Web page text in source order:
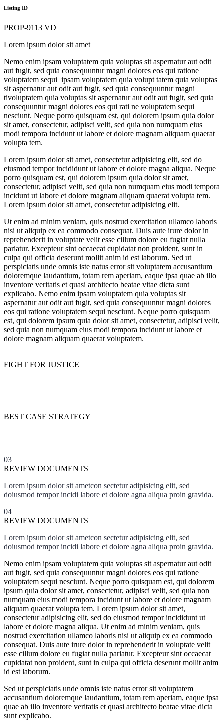
Listing ID
PROP-9113 VD
Lorem ipsum dolor sit amet
Nemo enim ipsam voluptatem quia voluptas sit aspernatur aut odit
aut fugit, sed quia consequuntur magni dolores eos qui ratione
voluptatem sequi ipsam voluptatem quia volupt tatem quia voluptas
sit aspernatur aut odit aut fugit, sed quia consequuntur magni
tivoluptatem quia voluptas sit aspernatur aut odit aut fugit, sed quia
consequuntur magni dolores eos qui rati ne voluptatem sequi
nesciunt. Neque porro quisquam est, qui dolorem ipsum quia dolor
sit amet, consectetur, adipisci velit, sed quia non numquam eius
modi tempora incidunt ut labore et dolore magnam aliquam quaerat
volupta tem.
Lorem ipsum dolor sit amet, consectetur adipisicing elit, sed do
eiusmod tempor incididunt ut labore et dolore magna aliqua. Neque
porro quisquam est, qui dolorem ipsum quia dolor sit amet,
consectetur, adipisci velit, sed quia non numquam eius modi tempora
incidunt ut labore et dolore magnam aliquam quaerat volupta tem.
Lorem ipsum dolor sit amet, consectetur adipisicing elit.
Ut enim ad minim veniam, quis nostrud exercitation ullamco laboris
nisi ut aliquip ex ea commodo consequat. Duis aute irure dolor in
reprehenderit in voluptate velit esse cillum dolore eu fugiat nulla
pariatur. Excepteur sint occaecat cupidatat non proident, sunt in
culpa qui officia deserunt mollit anim id est laborum. Sed ut
perspiciatis unde omnis iste natus error sit voluptatem accusantium
doloremque laudantium, totam rem aperiam, eaque ipsa quae ab illo
inventore veritatis et quasi architecto beatae vitae dicta sunt
explicabo. Nemo enim ipsam voluptatem quia voluptas sit
aspernatur aut odit aut fugit, sed quia consequuntur magni dolores
eos qui ratione voluptatem sequi nesciunt. Neque porro quisquam
est, qui dolorem ipsum quia dolor sit amet, consectetur, adipisci velit,
sed quia non numquam eius modi tempora incidunt ut labore et
dolore magnam aliquam quaerat voluptatem.
FIGHT FOR JUSTICE
BEST CASE STRATEGY
03
REVIEW DOCUMENTS
Lorem ipsum dolor sit ametcon sectetur adipisicing elit, sed
doiusmod tempor incidi labore et dolore agna aliqua proin gravida.
04
REVIEW DOCUMENTS
Lorem ipsum dolor sit ametcon sectetur adipisicing elit, sed
doiusmod tempor incidi labore et dolore agna aliqua proin gravida.
Nemo enim ipsam voluptatem quia voluptas sit aspernatur aut odit
aut fugit, sed quia consequuntur magni dolores eos qui ratione
voluptatem sequi nesciunt. Neque porro quisquam est, qui dolorem
ipsum quia dolor sit amet, consectetur, adipisci velit, sed quia non
numquam eius modi tempora incidunt ut labore et dolore magnam
aliquam quaerat volupta tem. Lorem ipsum dolor sit amet,
consectetur adipisicing elit, sed do eiusmod tempor incididunt ut
labore et dolore magna aliqua. Ut enim ad minim veniam, quis
nostrud exercitation ullamco laboris nisi ut aliquip ex ea commodo
consequat. Duis aute irure dolor in reprehenderit in voluptate velit
esse cillum dolore eu fugiat nulla pariatur. Excepteur sint occaecat
cupidatat non proident, sunt in culpa qui officia deserunt mollit anim
id est laborum.
Sed ut perspiciatis unde omnis iste natus error sit voluptatem
accusantium doloremque laudantium, totam rem aperiam, eaque ipsa
quae ab illo inventore veritatis et quasi architecto beatae vitae dicta
sunt explicabo.